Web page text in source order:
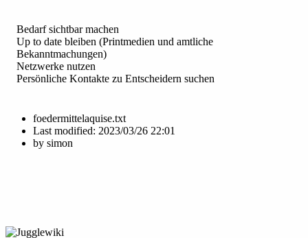
Bedarf sichtbar machen
Up to date bleiben (Printmedien und amtliche
Bekanntmachungen)
Netzwerke nutzen
Persönliche Kontakte zu Entscheidern suchen
foedermittelaquise.txt
Last modified: 2023/03/26 22:01
by simon